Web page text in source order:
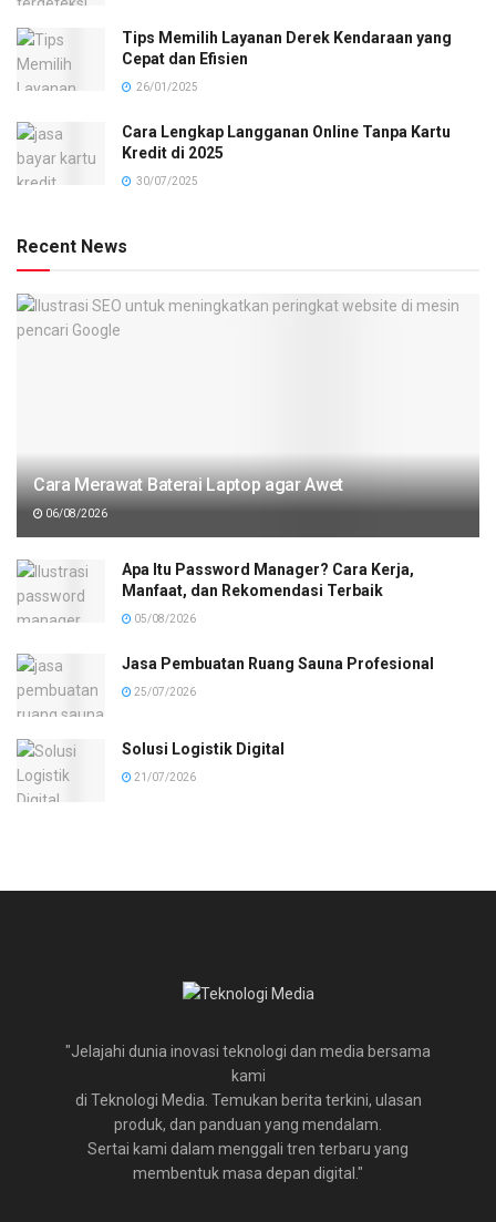
Tips Memilih Layanan Derek Kendaraan yang
Cepat dan Efisien
26/01/2025
Cara Lengkap Langganan Online Tanpa Kartu
Kredit di 2025
30/07/2025
Recent News
Cara Merawat Baterai Laptop agar Awet
06/08/2026
Apa Itu Password Manager? Cara Kerja,
Manfaat, dan Rekomendasi Terbaik
05/08/2026
Jasa Pembuatan Ruang Sauna Profesional
25/07/2026
Solusi Logistik Digital
21/07/2026
"Jelajahi dunia inovasi teknologi dan media bersama
kami
di Teknologi Media. Temukan berita terkini, ulasan
produk, dan panduan yang mendalam.
Sertai kami dalam menggali tren terbaru yang
membentuk masa depan digital."